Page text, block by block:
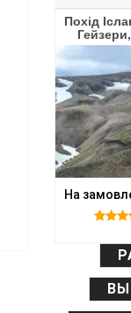
Похід
На